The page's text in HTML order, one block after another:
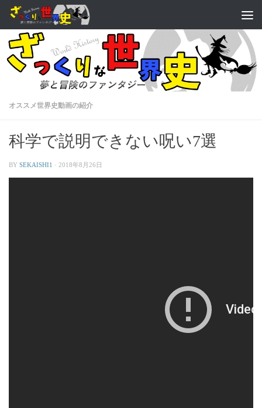
オススメ世界史動画の紹介
科学で説明できない呪い7選
BY SEKAISHI1 · 2018年8月26日